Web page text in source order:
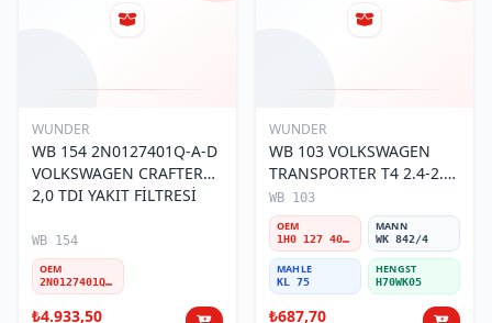
WUNDER
WB 154 2N0127401Q-A-D
VOLKSWAGEN CRAFTER
2,0 TDI YAKIT FİLTRESİ
WB 154
OEM
2N0127401Q-A-D
₺4.933,50
WUNDER
WB 103 VOLKSWAGEN
TRANSPORTER T4 2.4-2.5
MOTOR- CADDY E.M 1H0
127 401 C Yakıt/Mazot
Filtresi
WB 103
OEM
1H0 127 401 C
MANN
WK 842/4
MAHLE
KL 75
HENGST
H70WK05
₺687,70